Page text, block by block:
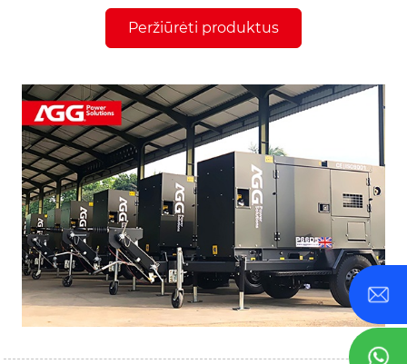
Peržiūrėti produktus